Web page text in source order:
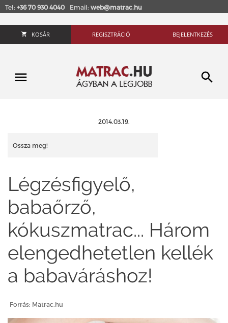
Tel: +36 70 930 4040 Email: web@matrac.hu
KOSÁR REGISZTRÁCIÓ BEJELENTKEZÉS
2014.03.19.
Ossza meg!
Légzésfigyelő,
babaőrző,
kókuszmatrac... Három
elengedhetetlen kellék
a babaváráshoz!
Forrás: Matrac.hu